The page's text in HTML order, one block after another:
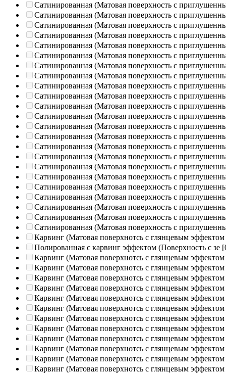
Сатинированная (Матовая поверхность с
Сатинированная (Матовая поверхность с
Сатинированная (Матовая поверхность с
Сатинированная (Матовая поверхность с
Сатинированная (Матовая поверхность с
Сатинированная (Матовая поверхность с
Сатинированная (Матовая поверхность с
Сатинированная (Матовая поверхность с
Сатинированная (Матовая поверхность с
Сатинированная (Матовая поверхность с
Сатинированная (Матовая поверхность с
Сатинированная (Матовая поверхность с
Сатинированная (Матовая поверхность с
Сатинированная (Матовая поверхность с
Сатинированная (Матовая поверхность с
Сатинированная (Матовая поверхность с
Сатинированная (Матовая поверхность с
Сатинированная (Матовая поверхность с
Сатинированная (Матовая поверхность с
Сатинированная (Матовая поверхность с
Сатинированная (Матовая поверхность с
Сатинированная (Матовая поверхность с
Сатинированная (Матовая поверхность с
Карвинг (Матовая поверхнотсь с глянцевым эффектом
Полированная c карвинг эффектом (Поверхность с зе
Карвинг (Матовая поверхнотсь с глянцевым эффектом
Карвинг (Матовая поверхнотсь с глянцевым эффектом
Карвинг (Матовая поверхнотсь с глянцевым эффектом
Карвинг (Матовая поверхнотсь с глянцевым эффектом
Карвинг (Матовая поверхнотсь с глянцевым эффектом
Карвинг (Матовая поверхнотсь с глянцевым эффектом
Карвинг (Матовая поверхнотсь с глянцевым эффектом
Карвинг (Матовая поверхнотсь с глянцевым эффектом
Карвинг (Матовая поверхнотсь с глянцевым эффектом
Карвинг (Матовая поверхнотсь с глянцевым эффектом
Карвинг (Матовая поверхнотсь с глянцевым эффектом
Карвинг (Матовая поверхнотсь с глянцевым эффектом